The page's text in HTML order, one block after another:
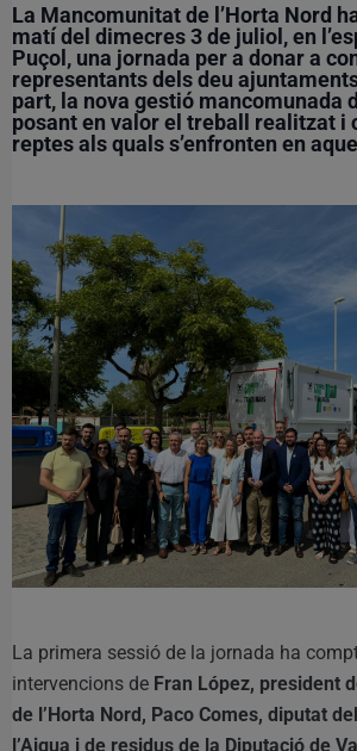
La Mancomunitat de l’Horta Nord
matí del dimecres 3 de juliol, en
Puçol, una jornada per a donar a
representants dels deu
part, la nova gestió mancomunada
posant en valor el treball realitzat i
reptes als quals s’enfronten en
La primera sessió de la jornada ha
intervencions de Fran López, president
de l’Horta Nord, Paco Comes, diputat
l’Aigua i de residus de la Diputació de